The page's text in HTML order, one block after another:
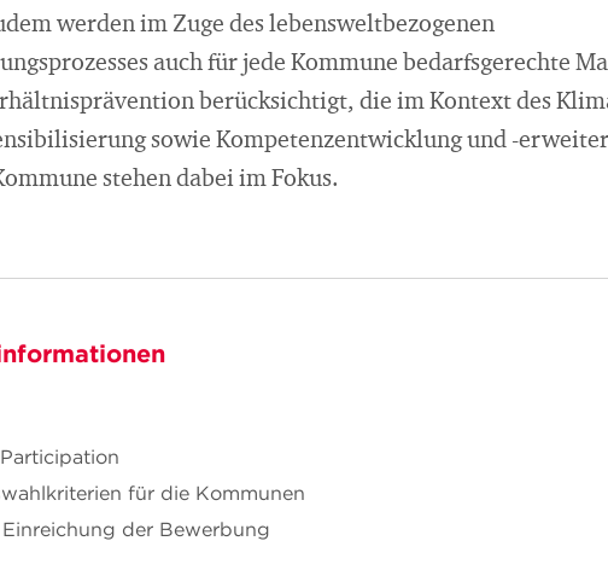
werden im Zuge des lebensweltbezogenen
auch für jede Kommune bedarfsgerechte
berücksichtigt, die im Kontext des
sowie Kompetenzentwicklung und -
stehen dabei im Fokus.
für die Kommunen
der Bewerbung